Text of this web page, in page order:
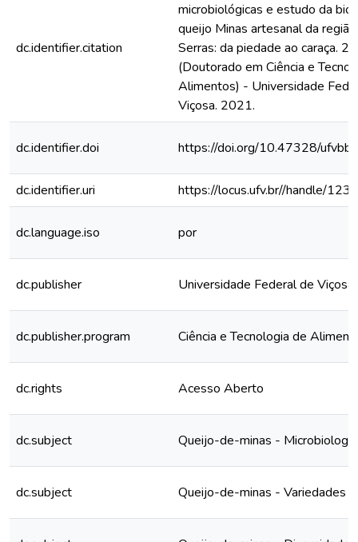
dc.identifier.citation
microbiológicas e estudo da
queijo Minas artesanal da
Serras: da piedade ao caraça.
(Doutorado em Ciência e
Alimentos) - Universidade
Viçosa. 2021.
dc.identifier.doi https://doi.org/10.47328/
dc.identifier.uri https://locus.ufv.br//handle/
dc.language.iso por
dc.publisher Universidade Federal de Viçosa
dc.publisher.program Ciência e Tecnologia de
dc.rights Acesso Aberto
dc.subject Queijo-de-minas - Microbiologia
dc.subject Queijo-de-minas - Variedades